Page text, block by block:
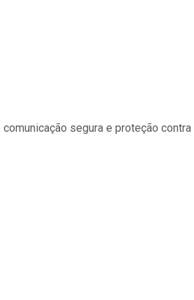
segura e proteção contra